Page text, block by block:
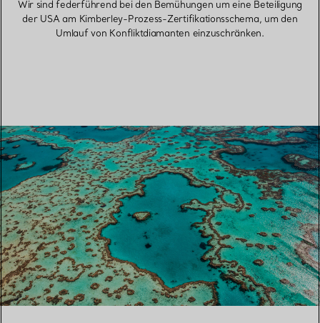
Wir sind federführend bei den Bemühungen um eine Beteiligung
der USA am Kimberley-Prozess-Zertifikationsschema, um den
Umlauf von Konfliktdiamanten einzuschränken.